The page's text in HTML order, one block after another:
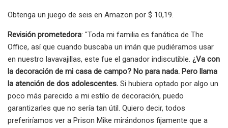
Obtenga un juego de seis en Amazon por $ 10,19.
Revisión prometedora: "Toda mi familia es fanática de The
Office, así que cuando buscaba un imán que pudiéramos usar
en nuestro lavavajillas, este fue el ganador indiscutible. ¿Va con
la decoración de mi casa de campo? No para nada. Pero llama
la atención de dos adolescentes. Si hubiera optado por algo un
poco más parecido a mi estilo de decoración, puedo
garantizarles que no sería tan útil. Quiero decir, todos
preferiríamos ver a Prison Mike mirándonos fijamente que a